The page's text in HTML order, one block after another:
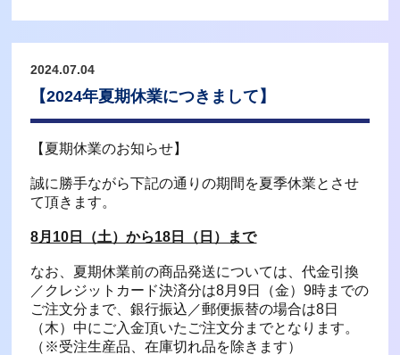
2024.07.04
【2024年夏期休業につきまして】
【夏期休業のお知らせ】
誠に勝手ながら下記の通りの期間を夏季休業とさせ
て頂きます。
8月10日（土）から18日（日）まで
なお、夏期休業前の商品発送については、代金引換
／クレジットカード決済分は8月9日（金）9時までの
ご注文分まで、銀行振込／郵便振替の場合は8日
（木）中にご入金頂いたご注文分までとなります。
（※受注生産品、在庫切れ品を除きます）